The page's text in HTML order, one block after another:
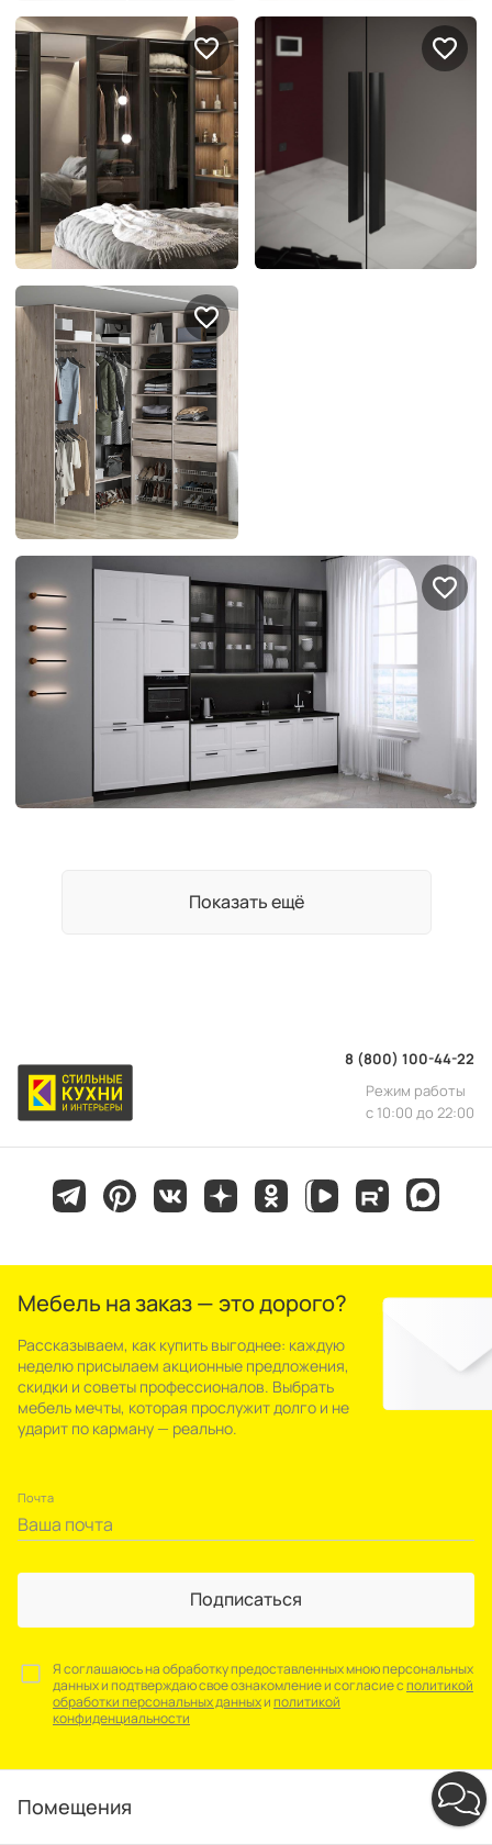
Показать ещё
8 (800) 100-44-22
Режим работы
с 10:00 до 22:00
Мебель на заказ — это дорого?
Рассказываем, как купить выгоднее: каждую
неделю присылаем акционные предложения,
скидки и советы профессионалов. Выбрать
мебель мечты, которая прослужит долго и не
ударит по карману — реально.
Почта
Подписаться
Я соглашаюсь на обработку предоставленных мною персональных
данных и подтверждаю свое ознакомление и согласие сполитикой
обработки персональных данныхиполитикой
конфиденциальности
Помещения